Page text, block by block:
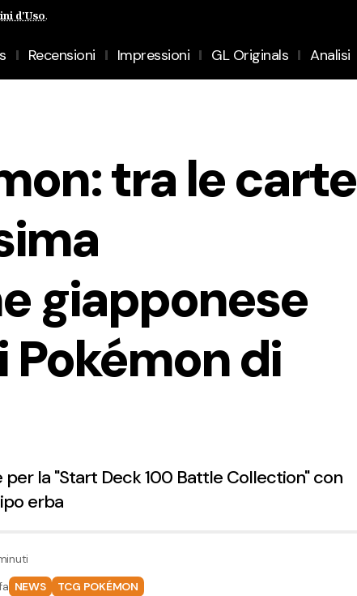
d'Uso.
Recensioni Impressioni GL Originals Analisi
tra le carte
giapponese
di
la "Start Deck 100 Battle Collection" con
erba
NEWS TCG POKÉMON